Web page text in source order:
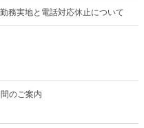
務実地と電話対応休止について
のご案内